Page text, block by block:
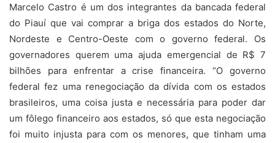
Marcelo Castro é um dos integrantes da bancada federal
do Piauí que vai comprar a briga dos estados do Norte,
Nordeste e Centro-Oeste com o governo federal. Os
governadores querem uma ajuda emergencial de R$ 7
bilhões para enfrentar a crise financeira. “O governo
federal fez uma renegociação da dívida com os estados
brasileiros, uma coisa justa e necessária para poder dar
um fôlego financeiro aos estados, só que esta negociação
foi muito injusta para com os menores, que tinham uma